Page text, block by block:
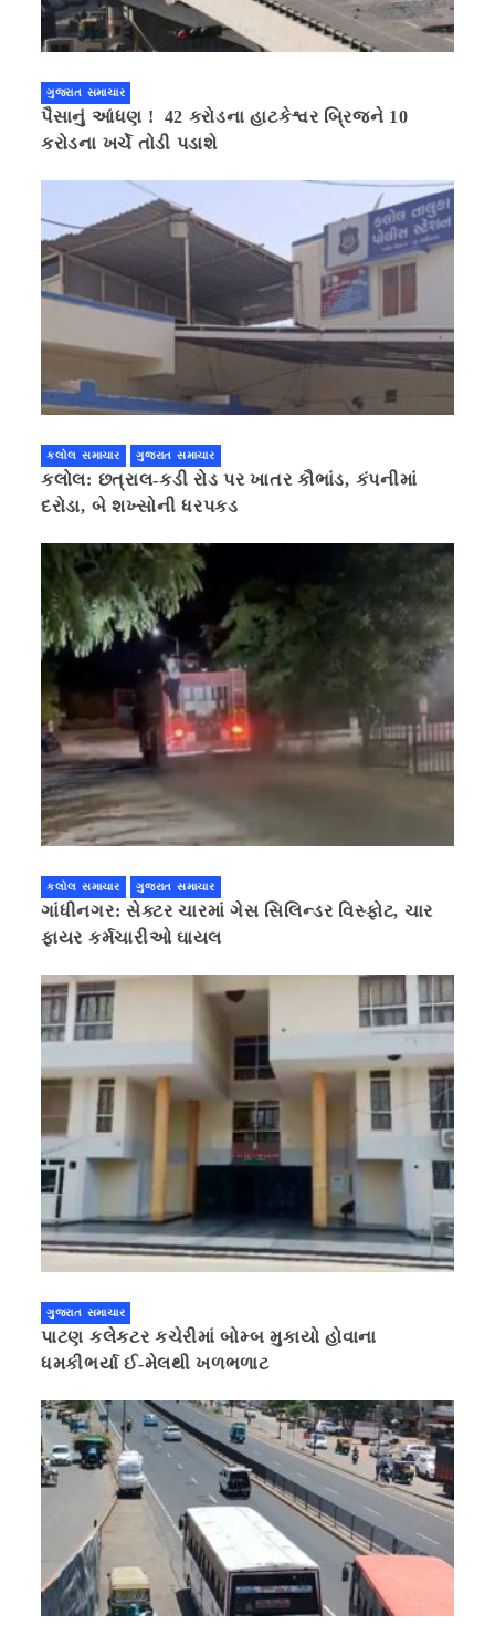
ગુજરાત સમાચાર
પૈસાનું આંધણ ! 42 કરોડના હાટકેશ્વર બ્રિજને 10
કરોડના ખર્ચે તોડી પડાશે
કલોલ સમાચાર ગુજરાત સમાચાર
કલોલ: છત્રાલ-કડી રોડ પર ખાતર કૌભાંડ, કંપનીમાં
દરોડા, બે શખ્સોની ધરપકડ
કલોલ સમાચાર ગુજરાત સમાચાર
ગાંધીનગર: સેક્ટર ચારમાં ગેસ સિલિન્ડર વિસ્ફોટ, ચાર
ફાયર કર્મચારીઓ ઘાયલ
ગુજરાત સમાચાર
પાટણ કલેકટર કચેરીમાં બોમ્બ મુકાયો હોવાના
ધમકીભર્યા ઈ-મેલથી ખળભળાટ